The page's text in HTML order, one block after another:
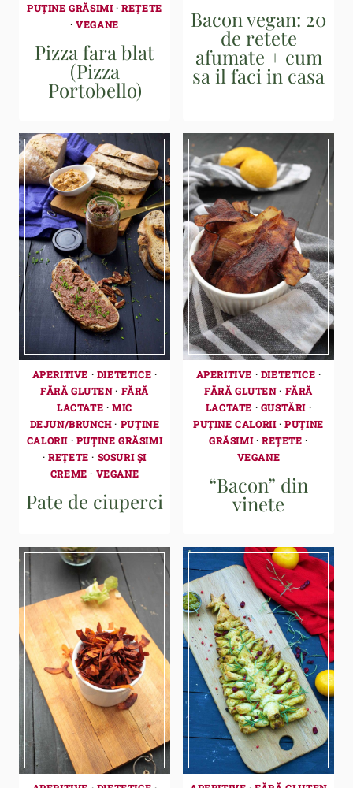
PUȚINE GRĂSIMI·REȚETE
·VEGANE
Pizza fara blat
(Pizza
Portobello)
Bacon vegan: 20
de retete
afumate + cum
sa il faci in casa
APERITIVE · DIETETICE ·
FĂRĂ GLUTEN· FĂRĂ
LACTATE ·MIC
DEJUN/BRUNCH· PUȚINE
CALORII· PUȚINE GRĂSIMI
·REȚETE · SOSURI ȘI
CREME · VEGANE
Pate de ciuperci
APERITIVE · DIETETICE ·
FĂRĂ GLUTEN· FĂRĂ
LACTATE · GUSTĂRI ·
PUȚINE CALORII·PUȚINE
GRĂSIMI·REȚETE ·
VEGANE
“Bacon” din
vinete